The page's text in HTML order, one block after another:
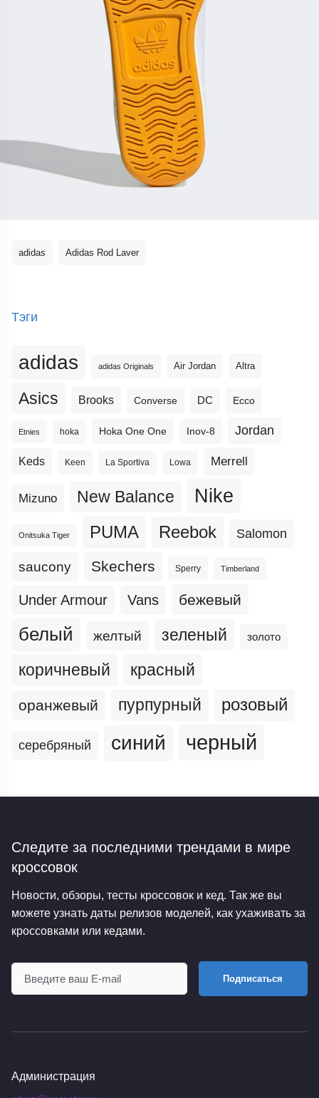
adidas Adidas Rod Laver
Тэги
adidas adidas Originals Air Jordan Altra
Asics Brooks Converse DC Ecco
Etnies hoka Hoka One One Inov-8 Jordan
Keds Keen La Sportiva Lowa Merrell
Mizuno New Balance Nike
Onitsuka Tiger PUMA Reebok Salomon
saucony Skechers Sperry Timberland
Under Armour Vans бежевый
белый желтый зеленый золото
коричневый красный
оранжевый пурпурный розовый
серебряный синий черный
Следите за последними трендами в мире
кроссовок
Новости, обзоры, тесты кроссовок и кед. Так же вы
можете узнать даты релизов моделей, как ухаживать за
кроссовками или кедами.
Подписаться
Администрация